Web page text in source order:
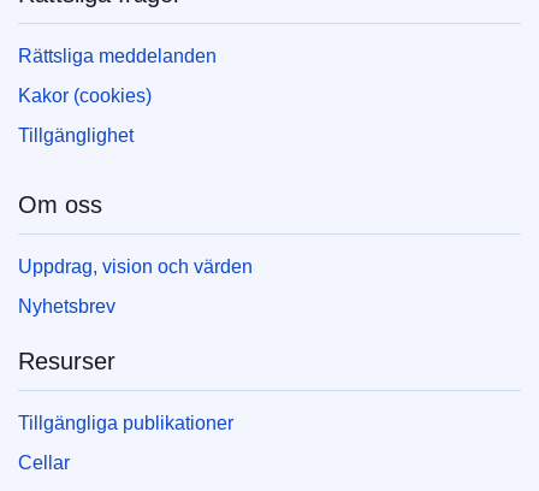
Rättsliga meddelanden
Kakor (cookies)
Tillgänglighet
Om oss
Uppdrag, vision och värden
Nyhetsbrev
Resurser
Tillgängliga publikationer
Cellar